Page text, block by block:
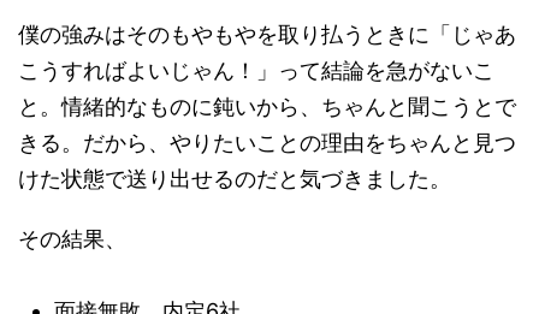
僕の強みはそのもやもやを取り払うときに「じゃあ
こうすればよいじゃん！」って結論を急がないこ
と。情緒的なものに鈍いから、ちゃんと聞こうとで
きる。だから、やりたいことの理由をちゃんと見つ
けた状態で送り出せるのだと気づきました。
その結果、